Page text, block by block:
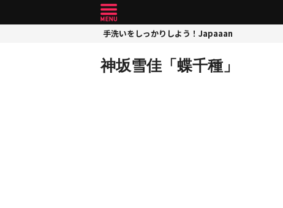
手洗いをしっかりしよう！Japaaan
神坂雪佳「蝶千種」